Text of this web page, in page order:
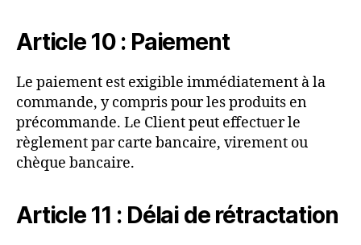
Article 10 : Paiement
Le paiement est exigible immédiatement à la
commande, y compris pour les produits en
précommande. Le Client peut effectuer le
règlement par carte bancaire, virement ou
chèque bancaire.
Article 11 : Délai de rétractation